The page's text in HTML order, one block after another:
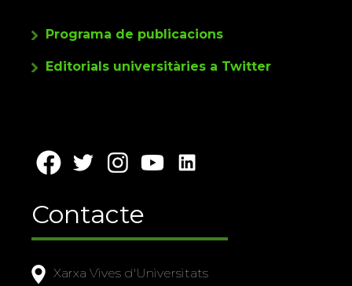
Programa de publicacions
Editorials universitàries a Twitter
Contacte
Xarxa Vives d'Universitats